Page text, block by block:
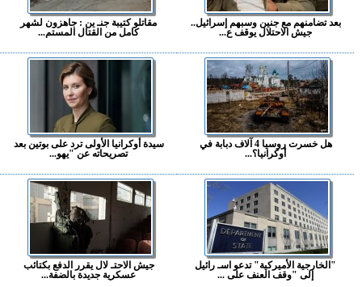
بعد تضامنهم مع جنين وسبهم إسرائيل..
جيش الاحتلال يوقف ع...
مقاتلو كتيبة جنـ ين : جاهزون لشهر
كامل من القتال المستم...
هل خسرت روسيا 4 آلاف دبابة في
أوكرانيا؟...
سيدة أوكرانيا الأولى ترد على بوتين بعد
تصريحاته عن "يهو...
"الخارجية الأميركية" تدعو اسـ رائيل
إلى "وقف العنف على ...
جيش الاحتـ لال يقرر الدفع بكتائب
عسكرية جديدة بالضفة...